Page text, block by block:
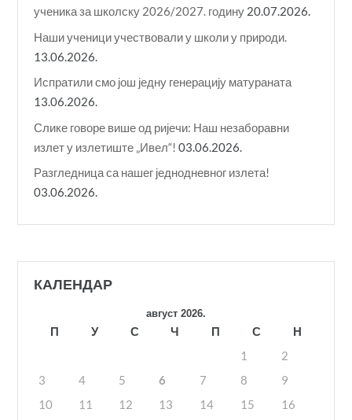
ученика за школску 2026/2027. годину 20.07.2026.
Наши ученици учествовали у школи у природи.
13.06.2026.
Испратили смо још једну генерацију матураната
13.06.2026.
Слике говоре више од ријечи: Наш незаборавни
излет у излетиште „Ивел“! 03.06.2026.
Разгледница са нашег једнодневног излета!
03.06.2026.
КАЛЕНДАР
август 2026.
П У С Ч П С
Н
1
2
3
4 5 6 7 8
9
10
11 12 13 14 15
16